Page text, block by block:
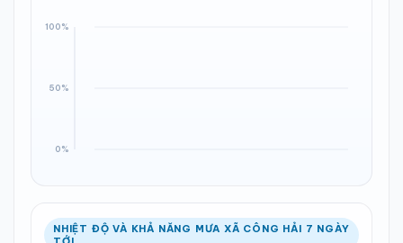
NHIỆT ĐỘ VÀ KHẢ NĂNG MƯA XÃ CÔNG HẢI 7 NGÀY